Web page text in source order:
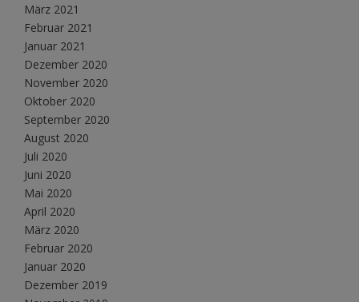
März 2021
Februar 2021
Januar 2021
Dezember 2020
November 2020
Oktober 2020
September 2020
August 2020
Juli 2020
Juni 2020
Mai 2020
April 2020
März 2020
Februar 2020
Januar 2020
Dezember 2019